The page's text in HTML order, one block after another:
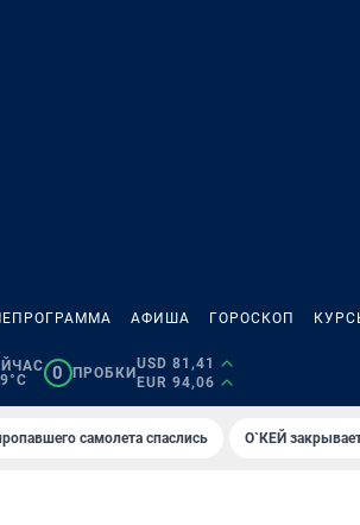
АФИША ГОРОСКОП
0 ПРОБКИ
USD 81,41
EUR 94,06
самолета спаслись О`КЕЙ